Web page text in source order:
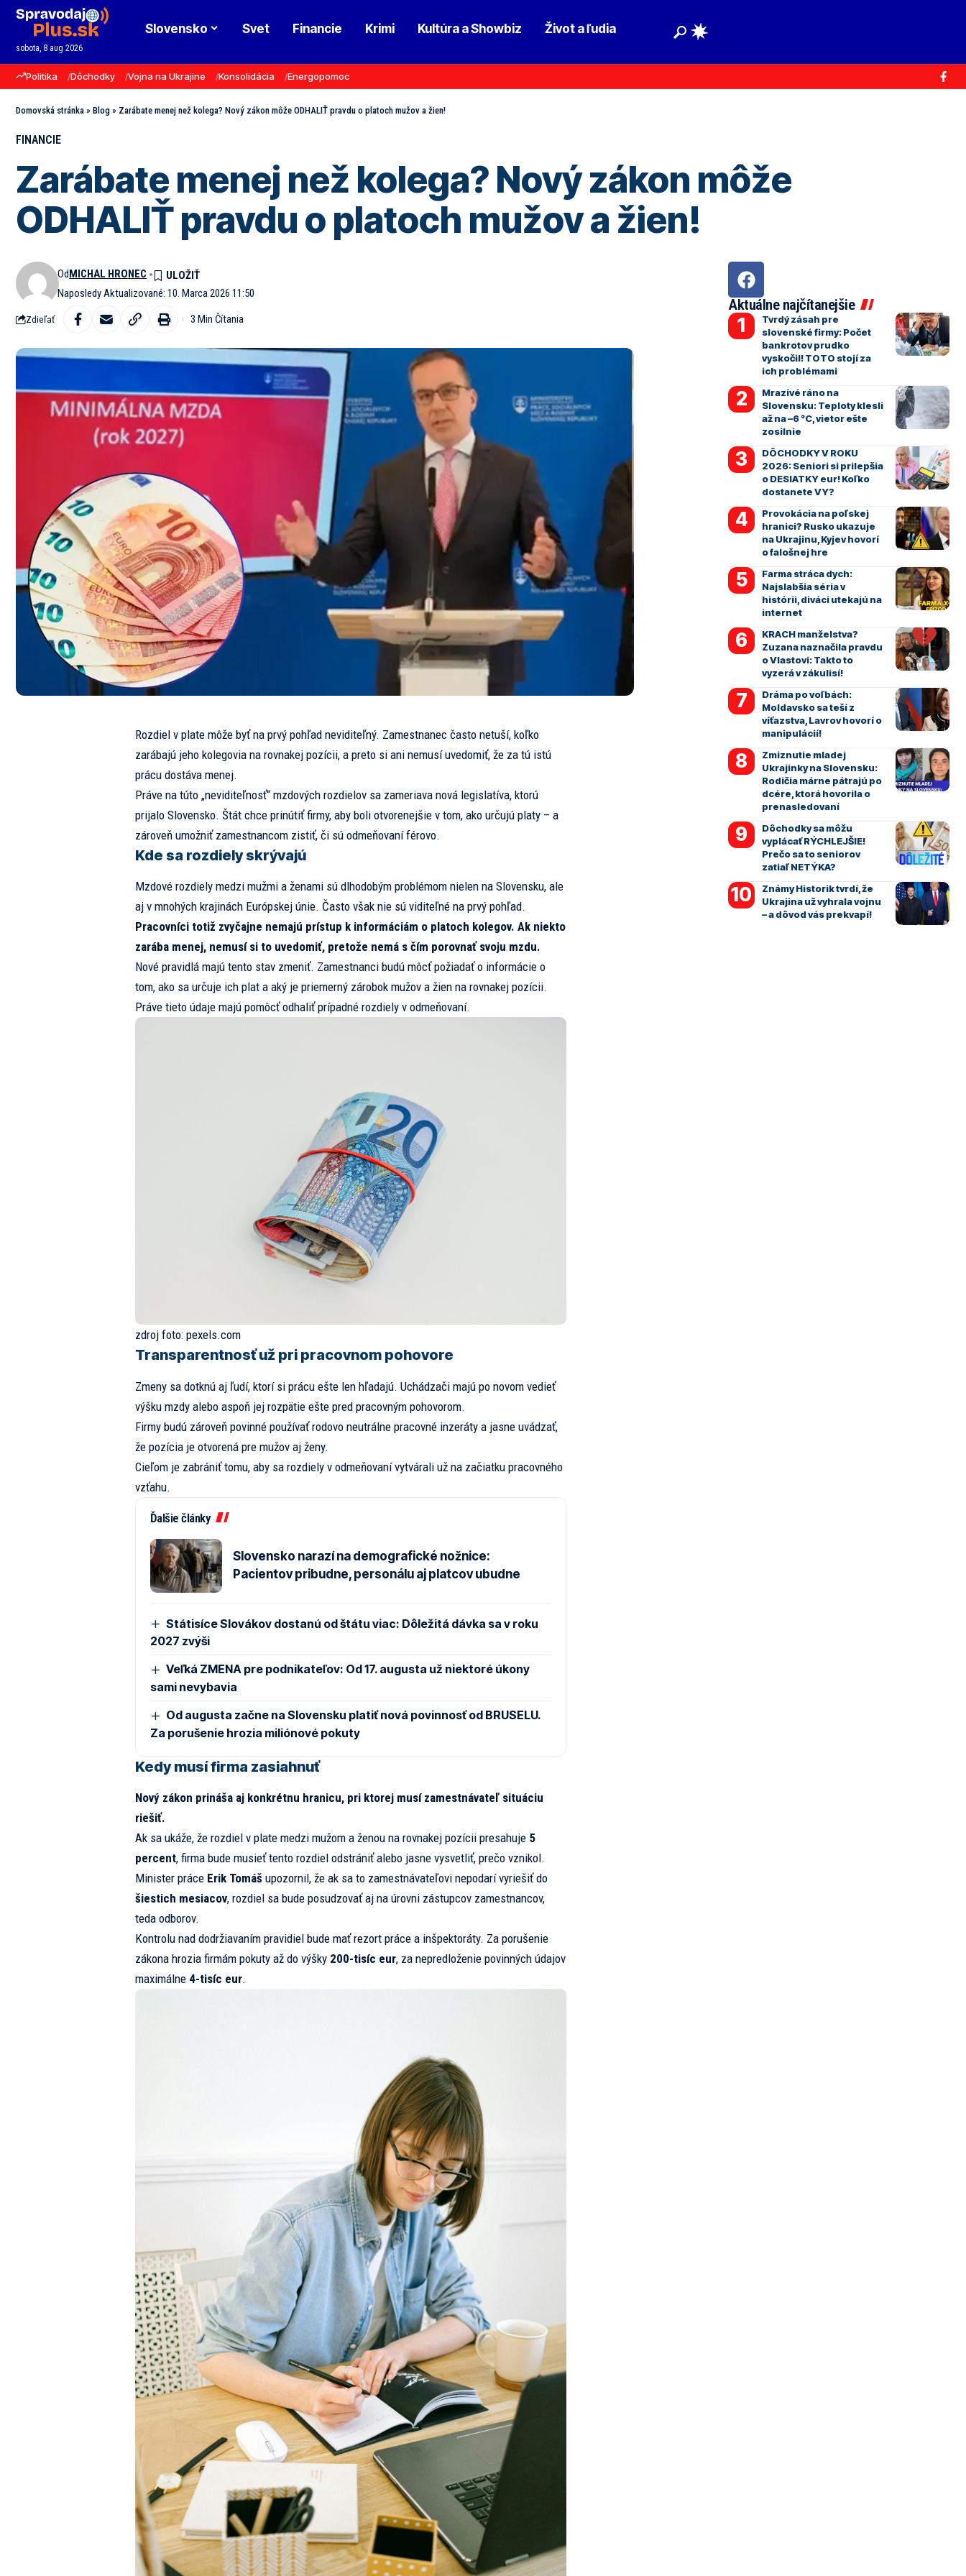
sobota, 8 aug 2026
Slovensko Svet Financie Krimi Kultúra a Showbiz Život a ľudia
Politika Dôchodky Vojna na Ukrajine Konsolidácia Energopomoc
Domovská stránka » Blog » Zarábate menej než kolega? Nový zákon môže ODHALIŤ pravdu o platoch mužov a žien!
FINANCIE
Zarábate menej než kolega? Nový zákon môže
ODHALIŤ pravdu o platoch mužov a žien!
Naposledy Aktualizované: 10. Marca 2026 11:50
OdMICHAL HRONEC
Zdieľať 3 Min Čítania
Rozdiel v plate môže byť na prvý pohľad neviditeľný. Zamestnanec často netuší, koľko
zarábajú jeho kolegovia na rovnakej pozícii, a preto si ani nemusí uvedomiť, že za tú istú
prácu dostáva menej.
Práve na túto „neviditeľnosť“ mzdových rozdielov sa zameriava nová legislatíva, ktorú
prijalo Slovensko. Štát chce prinútiť firmy, aby boli otvorenejšie v tom, ako určujú platy – a
zároveň umožniť zamestnancom zistiť, či sú odmeňovaní férovo.
Kde sa rozdiely skrývajú
Mzdové rozdiely medzi mužmi a ženami sú dlhodobým problémom nielen na Slovensku, ale
aj v mnohých krajinách Európskej únie. Často však nie sú viditeľné na prvý pohľad.
Pracovníci totiž zvyčajne nemajú prístup k informáciám o platoch kolegov. Ak niekto
zarába menej, nemusí si to uvedomiť, pretože nemá s čím porovnať svoju mzdu.
Nové pravidlá majú tento stav zmeniť. Zamestnanci budú môcť požiadať o informácie o
tom, ako sa určuje ich plat a aký je priemerný zárobok mužov a žien na rovnakej pozícii.
Práve tieto údaje majú pomôcť odhaliť prípadné rozdiely v odmeňovaní.
zdroj foto: pexels.com
Transparentnosť už pri pracovnom pohovore
Zmeny sa dotknú aj ľudí, ktorí si prácu ešte len hľadajú. Uchádzači majú po novom vedieť
výšku mzdy alebo aspoň jej rozpätie ešte pred pracovným pohovorom.
Firmy budú zároveň povinné používať rodovo neutrálne pracovné inzeráty a jasne uvádzať,
že pozícia je otvorená pre mužov aj ženy.
Cieľom je zabrániť tomu, aby sa rozdiely v odmeňovaní vytvárali už na začiatku pracovného
vzťahu.
Ďalšie články
Slovensko narazí na demografické nožnice:
Pacientov pribudne, personálu aj platcov ubudne
Státisíce Slovákov dostanú od štátu viac: Dôležitá dávka sa v roku
2027 zvýši
Veľká ZMENA pre podnikateľov: Od 17. augusta už niektoré úkony
sami nevybavia
Od augusta začne na Slovensku platiť nová povinnosť od BRUSELU.
Za porušenie hrozia miliónové pokuty
Kedy musí firma zasiahnuť
Nový zákon prináša aj konkrétnu hranicu, pri ktorej musí zamestnávateľ situáciu
riešiť.
Ak sa ukáže, že rozdiel v plate medzi mužom a ženou na rovnakej pozícii presahuje 5
percent, firma bude musieť tento rozdiel odstrániť alebo jasne vysvetliť, prečo vznikol.
Minister práce Erik Tomáš upozornil, že ak sa to zamestnávateľovi nepodarí vyriešiť do
šiestich mesiacov, rozdiel sa bude posudzovať aj na úrovni zástupcov zamestnancov,
teda odborov.
Kontrolu nad dodržiavaním pravidiel bude mať rezort práce a inšpektoráty. Za porušenie
zákona hrozia firmám pokuty až do výšky 200-tisíc eur, za nepredloženie povinných údajov
maximálne 4-tisíc eur.
Aktuálne najčítanejšie
Tvrdý zásah pre
slovenské firmy: Počet
bankrotov prudko
vyskočil! TOTO stojí za
ich problémami
Mrazivé ráno na
Slovensku: Teploty klesli
až na –6 °C, vietor ešte
zosilnie
DÔCHODKY V ROKU
2026: Seniori si prilepšia
o DESIATKY eur! Koľko
dostanete VY?
Provokácia na poľskej
hranici? Rusko ukazuje
na Ukrajinu, Kyjev hovorí
o falošnej hre
Farma stráca dych:
Najslabšia séria v
histórii, diváci utekajú na
internet
KRACH manželstva?
Zuzana naznačila pravdu
o Vlastovi: Takto to
vyzerá v zákulisí!
Dráma po voľbách:
Moldavsko sa teší z
víťazstva, Lavrov hovorí o
manipulácií!
Zmiznutie mladej
Ukrajinky na Slovensku:
Rodičia márne pátrajú po
dcére, ktorá hovorila o
prenasledovaní
Dôchodky sa môžu
vyplácať RÝCHLEJŠIE!
Prečo sa to seniorov
zatiaľ NETÝKA?
Známy Historik tvrdí, že
Ukrajina už vyhrala vojnu
– a dôvod vás prekvapí!